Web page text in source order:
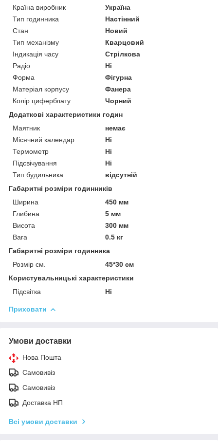
Країна виробник
Україна
Тип годинника
Настінний
Стан
Новий
Тип механізму
Кварцовий
Індикація часу
Стрілкова
Радіо
Ні
Форма
Фігурна
Матеріал корпусу
Фанера
Колір циферблату
Чорний
Додаткові характеристики годин
Маятник
немає
Місячний календар
Ні
Термометр
Ні
Підсвічування
Ні
Тип будильника
відсутній
Габаритні розміри годинників
Ширина
450 мм
Глибина
5 мм
Висота
300 мм
Вага
0.5 кг
Габаритні розміри годинника
Розмір см.
45*30 см
Користувальницькі характеристики
Підсвітка
Ні
Приховати
Умови доставки
Нова Пошта
Самовивіз
Самовивіз
Доставка НП
Всі умови доставки